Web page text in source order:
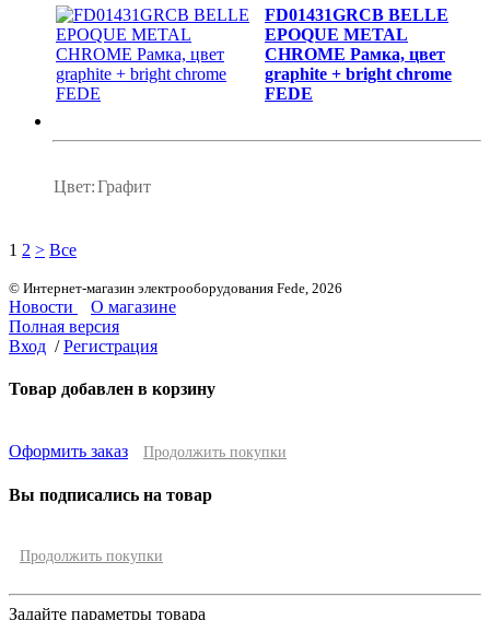
FD01431GRCB BELLE
EPOQUE METAL
CHROME Рамка, цвет
graphite + bright chrome
FEDE
Цвет:Графит
1 2 > Все
© Интернет-магазин электрооборудования Fede, 2026
Новости
О магазине
Полная версия
Вход / Регистрация
Товар добавлен в корзину
Оформить заказ Продолжить покупки
Вы подписались на товар
Продолжить покупки
Задайте параметры товара